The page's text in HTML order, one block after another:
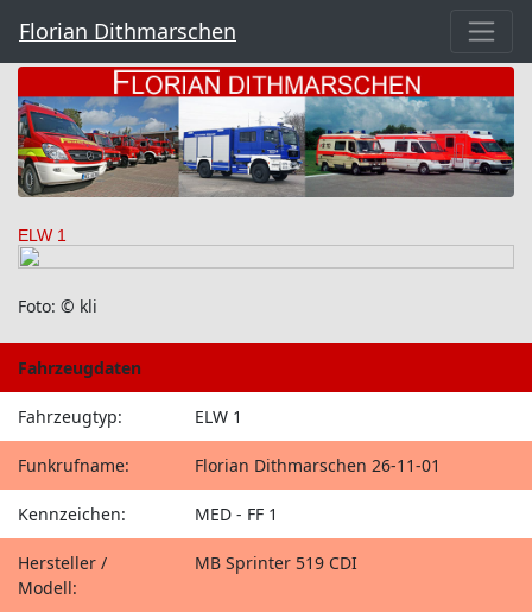
Florian Dithmarschen
ELW 1
Foto: © kli
Fahrzeugdaten
Fahrzeugtyp: ELW 1
Funkrufname: Florian Dithmarschen 26-11-01
Kennzeichen: MED - FF 1
Hersteller /
Modell:
MB Sprinter 519 CDI